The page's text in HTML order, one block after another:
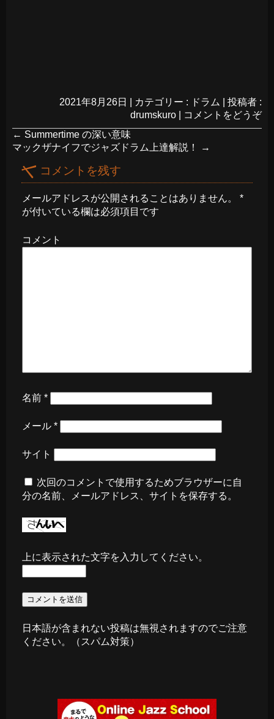
2021年8月26日 カテゴリー : ドラム
投稿者 :
drumskuro
コメントをどうぞ
← Summertime の深い意味
マックザナイフでジャズドラム上達解説！
→
コメントを残す
メールアドレスが公開されることはありません。
*
が付いている欄は必須項目です
コメント
名前 *
メール *
サイト
次回のコメントで使用するためブラウザーに自
分の名前、メールアドレス、サイトを保存する。
上に表示された文字を入力してください。
日本語が含まれない投稿は無視されますのでご注意
ください。（スパム対策）